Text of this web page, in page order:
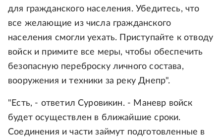
для гражданского населения. Убедитесь, что
все желающие из числа гражданского
населения смогли уехать. Приступайте к отводу
войск и примите все меры, чтобы обеспечить
безопасную переброску личного состава,
вооружения и техники за реку Днепр".
"Есть, - ответил Суровикин. - Маневр войск
будет осуществлен в ближайшие сроки.
Соединения и части займут подготовленные в